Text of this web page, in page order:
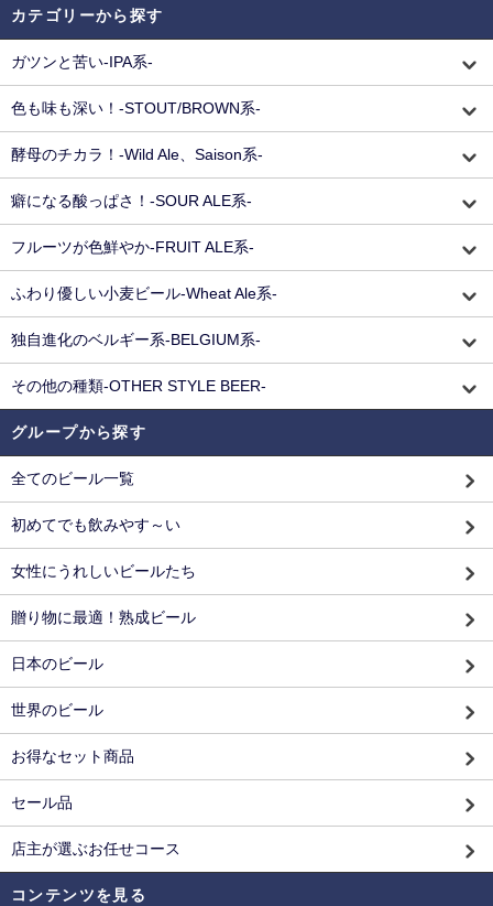
カテゴリーから探す
ガツンと苦い-IPA系-
色も味も深い！-STOUT/BROWN系-
酵母のチカラ！-Wild Ale、Saison系-
癖になる酸っぱさ！-SOUR ALE系-
フルーツが色鮮やか-FRUIT ALE系-
ふわり優しい小麦ビール-Wheat Ale系-
独自進化のベルギー系-BELGIUM系-
その他の種類-OTHER STYLE BEER-
グループから探す
全てのビール一覧
初めてでも飲みやす～い
女性にうれしいビールたち
贈り物に最適！熟成ビール
日本のビール
世界のビール
お得なセット商品
セール品
店主が選ぶお任せコース
コンテンツを見る